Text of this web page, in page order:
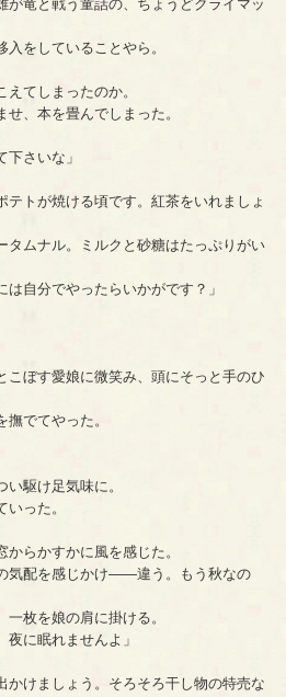
竜と戦う童話の、ちょうどクライマッ
をしていることやら。
てしまったのか。
、本を畳んでしまった。
下さいな」
トが焼ける頃です。紅茶をいれましょ
タムナル。ミルクと砂糖はたっぷりがい
は自分でやったらいかがです？」
ぼす愛娘に微笑み、頭にそっと手のひ
でてやった。
駆け足気味に。
った。
らかすかに風を感じた。
気配を感じかけ――違う。もう秋なの
枚を娘の肩に掛ける。
夜に眠れませんよ」
かけましょう。そろそろ干し物の特売な